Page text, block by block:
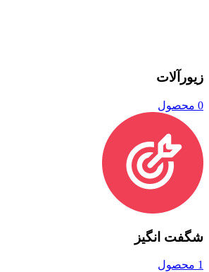
زیورآلات
0 محصول
شگفت انگیز
1 محصول